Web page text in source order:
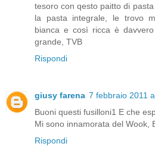
tesoro con qesto paitto di
la pasta integrale, le trovo
bianca e così ricca è
grande, TVB
Rispondi
giusy farena 7 febbraio 2011
Buoni questi fusilloni1 E che
Mi sono innamorata del Wook,
Rispondi